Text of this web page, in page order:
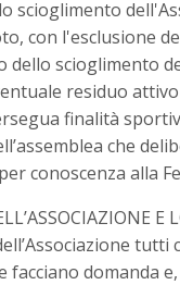
scioglimento
con l'esclusione
dello scioglimento
residuo
finalità
che
conoscenza alla
E
domanda